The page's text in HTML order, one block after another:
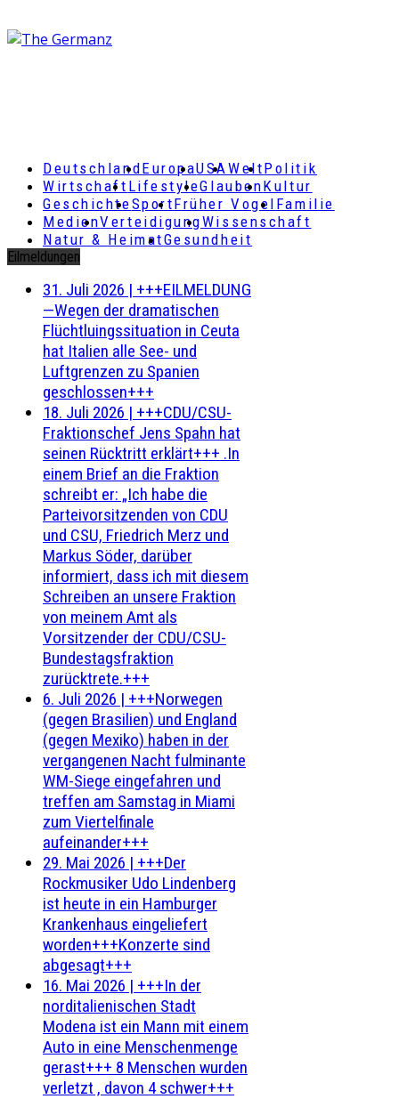
DeutschlandEuropaUSAWeltPolitik
Wirtschaft LifestyleGlaubenKultur
GeschichteSportFrüher Vogel Familie
MedienVerteidigungWissenschaft
Natur & HeimatGesundheit
Eilmeldungen
31. Juli 2026 | +++EILMELDUNG
—Wegen der dramatischen
Flüchtluingssituation in Ceuta
hat Italien alle See- und
Luftgrenzen zu Spanien
geschlossen+++
18. Juli 2026 | +++CDU/CSU-
Fraktionschef Jens Spahn hat
seinen Rücktritt erklärt+++ .In
einem Brief an die Fraktion
schreibt er: „Ich habe die
Parteivorsitzenden von CDU
und CSU, Friedrich Merz und
Markus Söder, darüber
informiert, dass ich mit diesem
Schreiben an unsere Fraktion
von meinem Amt als
Vorsitzender der CDU/CSU-
Bundestagsfraktion
zurücktrete.+++
6. Juli 2026 | +++Norwegen
(gegen Brasilien) und England
(gegen Mexiko) haben in der
vergangenen Nacht fulminante
WM-Siege eingefahren und
treffen am Samstag in Miami
zum Viertelfinale
aufeinander+++
29. Mai 2026 | +++Der
Rockmusiker Udo Lindenberg
ist heute in ein Hamburger
Krankenhaus eingeliefert
worden+++Konzerte sind
abgesagt+++
16. Mai 2026 | +++In der
norditalienischen Stadt
Modena ist ein Mann mit einem
Auto in eine Menschenmenge
gerast+++ 8 Menschen wurden
verletzt , davon 4 schwer+++